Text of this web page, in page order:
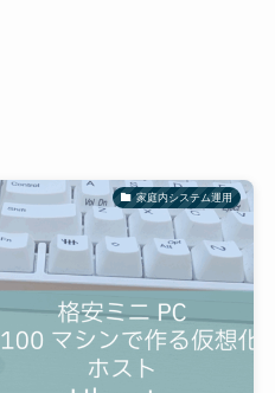
家庭内システム運用